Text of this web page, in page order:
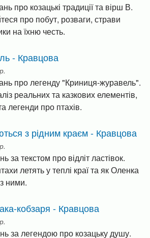
про козацькі традиції та вірш В.
про побут, розваги, страви
на їхню честь.
- Кравцова
про легенду "Криниця-журавель".
реальних та казкових елементів,
легенди про птахів.
з рідним краєм - Кравцова
за текстом про відліт ластівок.
летять у теплі краї та як Оленка
ними.
кобзаря - Кравцова
за легендою про козацьку душу.